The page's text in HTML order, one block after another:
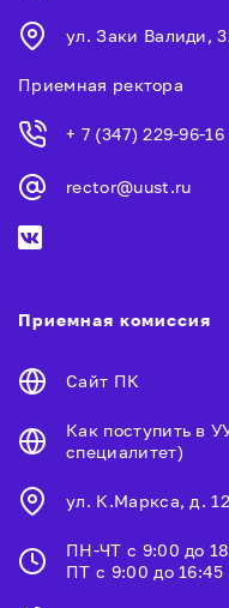
ул. Заки Валиди,
Приемная ректора
+ 7 (347) 229-96-16
rector@uust.ru
Приемная комиссия
Сайт ПК
Как поступить в
специалитет)
ул. К.Маркса, д.
ПН-ЧТ с 9:00 до
ПТ с 9:00 до 16:45